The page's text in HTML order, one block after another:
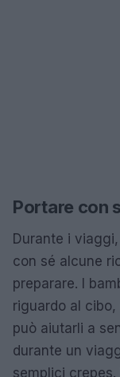
Portare con
Durante i
con sé alcune
preparare. I
riguardo al
può aiutarli a
durante un
semplici